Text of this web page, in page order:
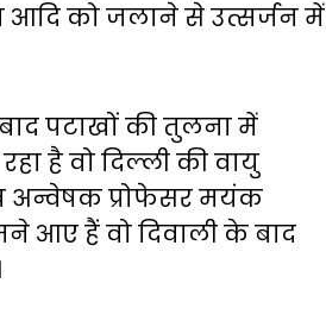
को जलाने से उत्सर्जन में
पटाखों की तुलना में
है वो दिल्ली की वायु
अन्वेषक प्रोफेसर मयंक
आए हैं वो दिवाली के बाद